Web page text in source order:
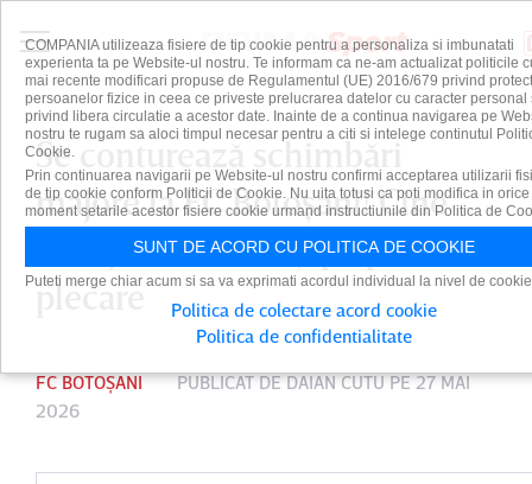
Se conturează schimbări
majore la FC Botoşani! Cine
sunt jucătorii aflaţi pe picior de
plecare
FC BOTOȘANI PUBLICAT DEDAIAN CUTUPE 27 MAI
2026
COMPANIA utilizeaza fisiere de tip cookie pentru a personaliza si imbunatati
experienta ta pe Website-ul nostru. Te informam ca ne-am actualizat politicile
mai recente modificari propuse de Regulamentul (UE) 2016/679 privind
persoanelor fizice in ceea ce priveste prelucrarea datelor cu caracter personal
privind libera circulatie a acestor date. Inainte de a continua navigarea pe
nostru te rugam sa aloci timpul necesar pentru a citi si intelege continutul
Cookie.
Prin continuarea navigarii pe Website-ul nostru confirmi acceptarea utilizarii
de tip cookie conform Politicii de Cookie. Nu uita totusi ca poti modifica in orice
moment setarile acestor fisiere cookie urmand instructiunile din Politica de
SUNT DE ACORD CU POLITICA DE COOKIE
Puteti merge chiar acum si sa va exprimati acordul individual la nivel de
Politica de colectare acord cookie
Politica de confidentialitate